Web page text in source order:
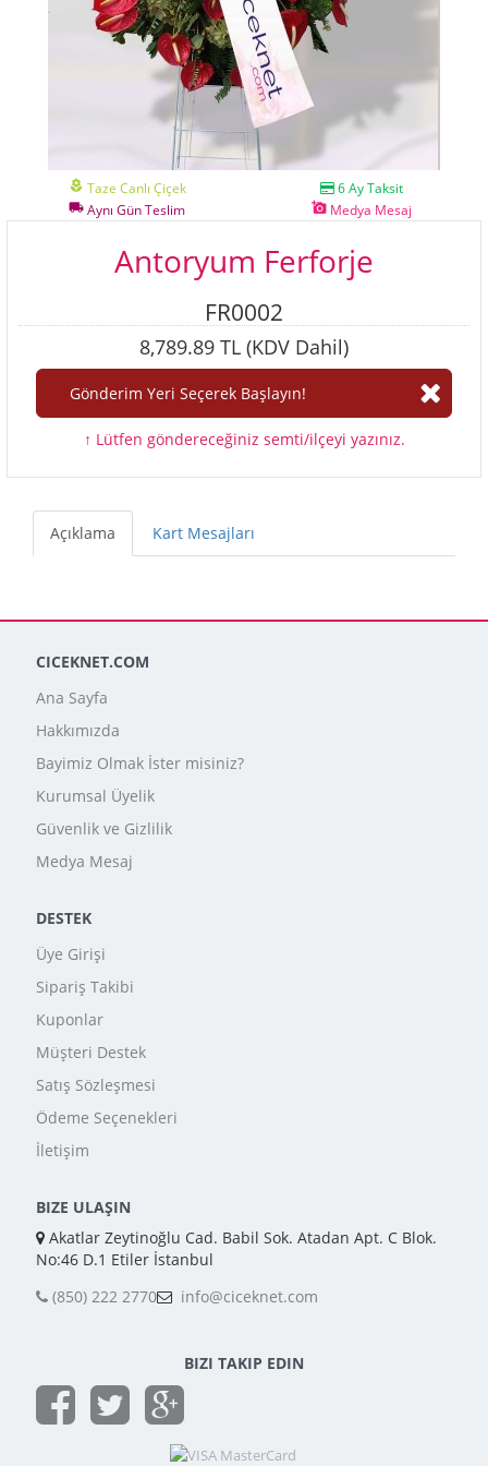
local_florist Taze Canlı Çiçek 6 Ay Taksit
local_shipping Aynı Gün Teslim add_a_photoMedya Mesaj
Antoryum Ferforje
FR0002
8,789.89 TL (KDV Dahil)
↑ Lütfen göndereceğiniz semti/ilçeyi yazınız.
Açıklama Kart Mesajları
CICEKNET.COM
Ana Sayfa
Hakkımızda
Bayimiz Olmak İster misiniz?
Kurumsal Üyelik
Güvenlik ve Gizlilik
Medya Mesaj
DESTEK
Üye Girişi
Sipariş Takibi
Kuponlar
Müşteri Destek
Satış Sözleşmesi
Ödeme Seçenekleri
İletişim
BIZE ULAŞIN
Akatlar Zeytinoğlu Cad. Babil Sok. Atadan Apt. C Blok.
No:46 D.1 Etiler İstanbul
(850) 222 2770
info@ciceknet.com
BIZI TAKIP EDIN